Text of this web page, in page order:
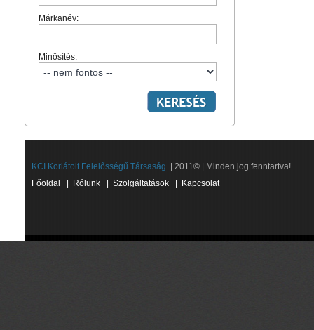
Márkanév:
Minősítés:
KCI Korlátolt Felelősségű Társaság. | 2011© | Minden jog fenntartva!
Főoldal
Rólunk Szolgáltatások Kapcsolat